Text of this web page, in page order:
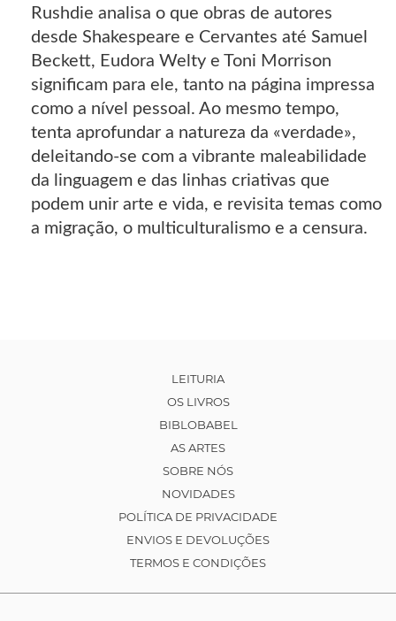
Rushdie analisa o que obras de autores
desde Shakespeare e Cervantes até Samuel
Beckett, Eudora Welty e Toni Morrison
significam para ele, tanto na página impressa
como a nível pessoal. Ao mesmo tempo,
tenta aprofundar a natureza da «verdade»,
deleitando-se com a vibrante maleabilidade
da linguagem e das linhas criativas que
podem unir arte e vida, e revisita temas como
a migração, o multiculturalismo e a censura.
LEITURIA
OS LIVROS
BIBLOBABEL
AS ARTES
SOBRE NÓS
NOVIDADES
POLÍTICA DE PRIVACIDADE
ENVIOS E DEVOLUÇÕES
TERMOS E CONDIÇÕES